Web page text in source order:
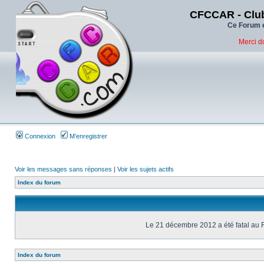
CFCCAR -
Ce Forum
Merci
Connexion M’enregistrer
Voir les messages sans réponses | Voir les sujets actifs
Index du forum
Le 21 décembre 2012 a été fatal au
Index du forum